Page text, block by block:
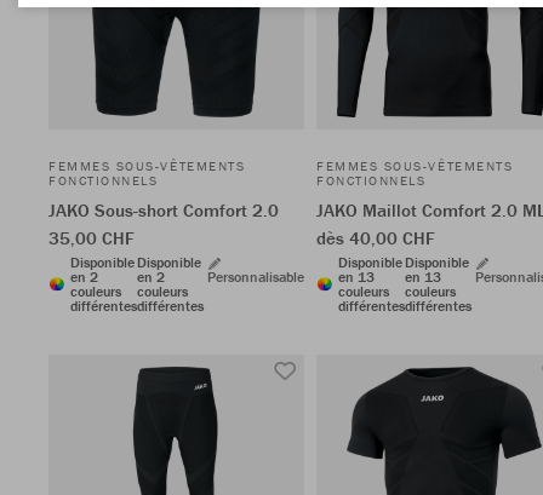
FEMMES SOUS-VÊTEMENTS
FONCTIONNELS
JAKO Sous-short Comfort 2.0
35,00 CHF
Disponible
en 2
couleurs
différentes
Disponible
en 2
couleurs
différentes
Personnalisable
FEMMES SOUS-VÊTEMENTS
FONCTIONNELS
JAKO Maillot Comfort 2.0
dès 40,00 CHF
Disponible
en 13
couleurs
différentes
Disponible
en 13
couleurs
différentes